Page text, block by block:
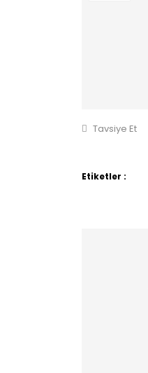
Tavsiye Et
Etiketler :